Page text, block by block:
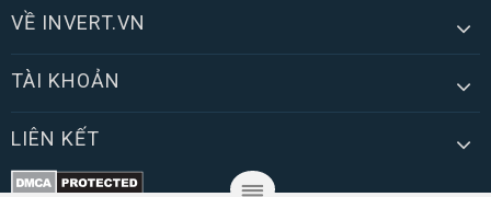
VỀ INVERT.VN
TÀI KHOẢN
LIÊN KẾT